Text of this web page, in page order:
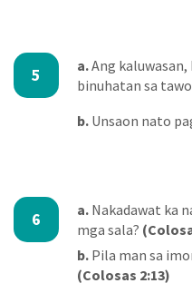
5 a.Ang kaluwasan,
binuhatan sa
b. Unsaon nato
6 a. Nakadawat ka
mga sala?
b. Pila man sa
(Colosas 2:13)